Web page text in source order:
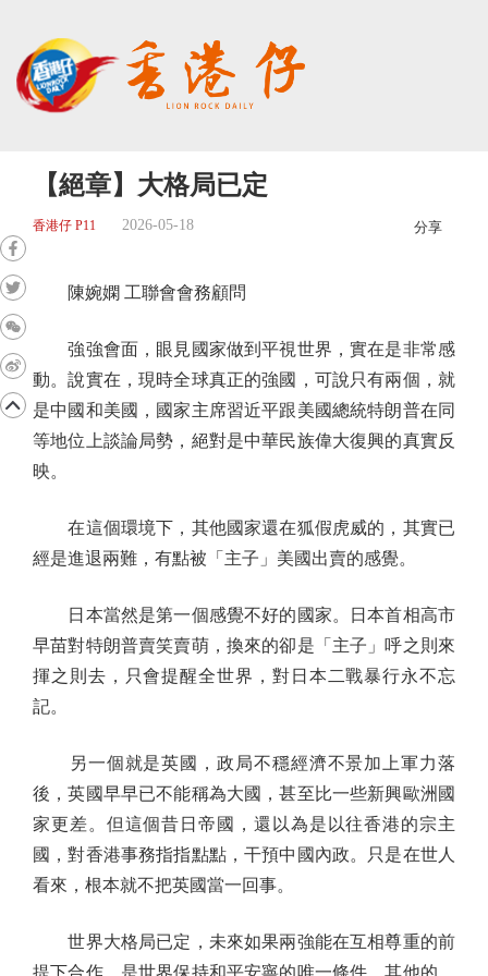
【絕章】大格局已定
香港仔 P11 2026-05-18 分享
陳婉嫻 工聯會會務顧問
強強會面，眼見國家做到平視世界，實在是非常感
動。說實在，現時全球真正的強國，可說只有兩個，就
是中國和美國，國家主席習近平跟美國總統特朗普在同
等地位上談論局勢，絕對是中華民族偉大復興的真實反
映。
在這個環境下，其他國家還在狐假虎威的，其實已
經是進退兩難，有點被「主子」美國出賣的感覺。
日本當然是第一個感覺不好的國家。日本首相高市
早苗對特朗普賣笑賣萌，換來的卻是「主子」呼之則來
揮之則去，只會提醒全世界，對日本二戰暴行永不忘
記。
另一個就是英國，政局不穩經濟不景加上軍力落
後，英國早早已不能稱為大國，甚至比一些新興歐洲國
家更差。但這個昔日帝國，還以為是以往香港的宗主
國，對香港事務指指點點，干預中國內政。只是在世人
看來，根本就不把英國當一回事。
世界大格局已定，未來如果兩強能在互相尊重的前
提下合作，是世界保持和平安寧的唯一條件，其他的，